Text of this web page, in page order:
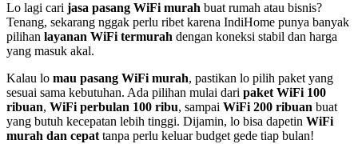
Lo lagi cari jasa pasang WiFi murah buat rumah atau bisnis?
Tenang, sekarang nggak perlu ribet karena IndiHome punya banyak
pilihan layanan WiFi termurah dengan koneksi stabil dan harga
yang masuk akal.
Kalau lo mau pasang WiFi murah, pastikan lo pilih paket yang
sesuai sama kebutuhan. Ada pilihan mulai dari paket WiFi 100
ribuan, WiFi perbulan 100 ribu, sampai WiFi 200 ribuan buat
yang butuh kecepatan lebih tinggi. Dijamin, lo bisa dapetin WiFi
murah dan cepat tanpa perlu keluar budget gede tiap bulan!